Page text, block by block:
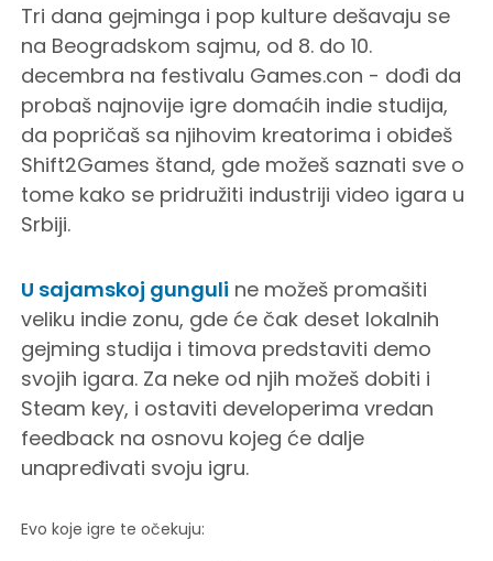
Tri dana gejminga i pop kulture dešavaju se
na Beogradskom sajmu, od 8. do 10.
decembra na festivalu Games.con - dođi da
probaš najnovije igre domaćih indie studija,
da popričaš sa njihovim kreatorima i obiđeš
Shift2Games štand, gde možeš saznati sve o
tome kako se pridružiti industriji video igara u
Srbiji.
U sajamskoj gunguli ne možeš promašiti
veliku indie zonu, gde će čak deset lokalnih
gejming studija i timova predstaviti demo
svojih igara. Za neke od njih možeš dobiti i
Steam key, i ostaviti developerima vredan
feedback na osnovu kojeg će dalje
unapređivati svoju igru.
Evo koje igre te očekuju: